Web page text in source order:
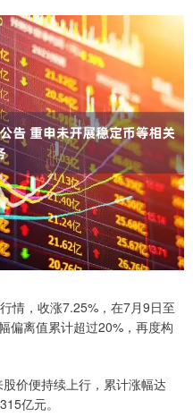
情，收涨7.25%，在7月9日至
偏离值累计超过20%，再度构
价便持续上行，累计涨幅达
亿元。